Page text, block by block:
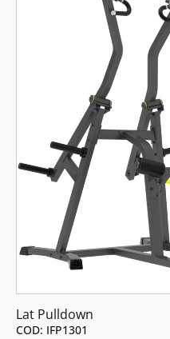
Lat Pulldown
COD: IFP1301